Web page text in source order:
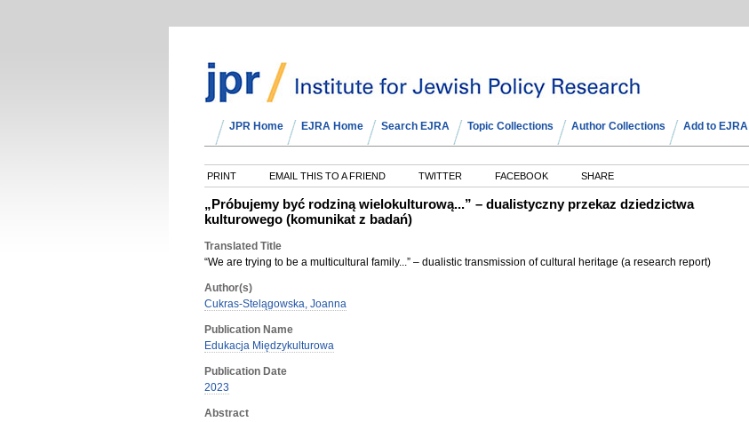
JPR Home EJRA Home Search EJRA Topic Collections Author Collections Add to EJRA
PRINT EMAIL THIS TO A FRIEND TWITTER FACEBOOK SHARE
„Próbujemy być rodziną wielokulturową...” – dualistyczny przekaz dziedzictwa
kulturowego (komunikat z badań)
Translated Title
“We are trying to be a multicultural family...” – dualistic transmission of cultural heritage (a research report)
Author(s)
Cukras-Stelągowska, Joanna
Publication Name
Edukacja Międzykulturowa
Publication Date
2023
Abstract